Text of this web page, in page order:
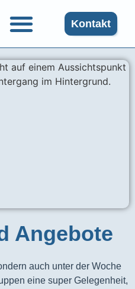
Kontakt
Angebote​
auch unter der Woche
eine super Gelegenheit,